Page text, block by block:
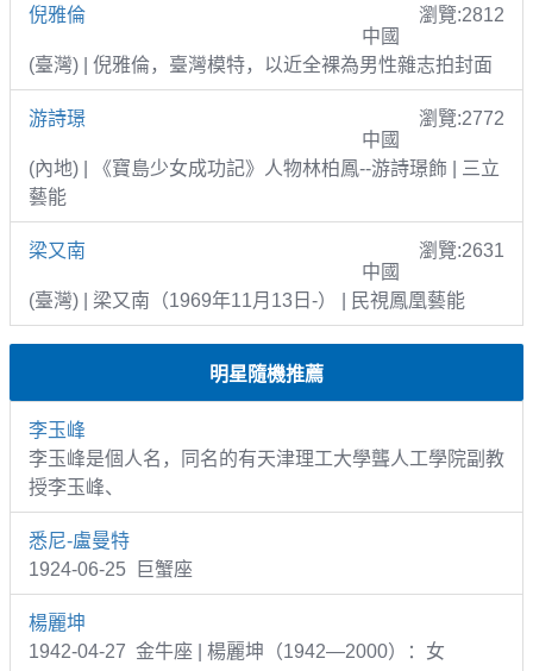
倪雅倫
瀏覽:2812
中國
(臺灣) | 倪雅倫，臺灣模特，以近全裸為男性雜志拍封面
游詩璟
瀏覽:2772
中國
(內地) | 《寶島少女成功記》人物林柏鳳--游詩璟飾 | 三立
藝能
梁又南
瀏覽:2631
中國
(臺灣) | 梁又南（1969年11月13日-） | 民視鳳凰藝能
明星隨機推薦
李玉峰
李玉峰是個人名，同名的有天津理工大學聾人工學院副教
授李玉峰、
悉尼-盧曼特
1924-06-25 巨蟹座
楊麗坤
1942-04-27 金牛座 | 楊麗坤（1942—2000）：女